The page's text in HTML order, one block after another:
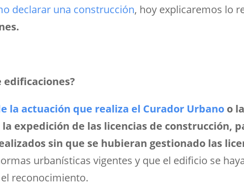
declarar una construcción, hoy explicaremos lo
edificaciones?
la actuación que realiza el Curador Urbano o
expedición de las licencias de construcción,
sin que se hubieran gestionado las
urbanísticas vigentes y que el edificio se
reconocimiento.